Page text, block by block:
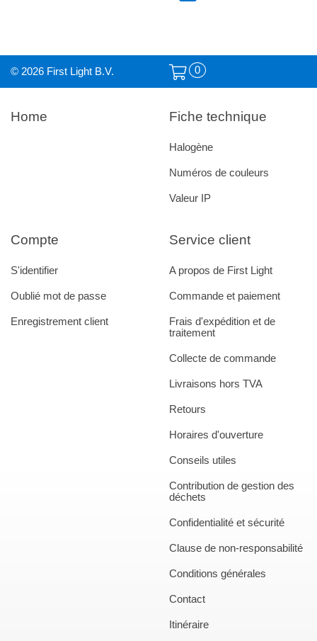
© 2026 First Light B.V. 0
Home
Service client
A propos de First Light
Commande et paiement
Frais d'expédition et de
traitement
Collecte de commande
Livraisons hors TVA
Retours
Horaires d'ouverture
Conseils utiles
Contribution de gestion des
déchets
Confidentialité et sécurité
Clause de non-responsabilité
Conditions générales
Contact
Itinéraire
Compte
S'identifier
Oublié mot de passe
Enregistrement client
Fiche technique
Halogène
Numéros de couleurs
Valeur IP